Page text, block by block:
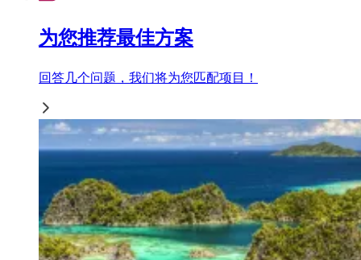
为您推荐最佳方案
回答几个问题，我们将为您匹配项目！